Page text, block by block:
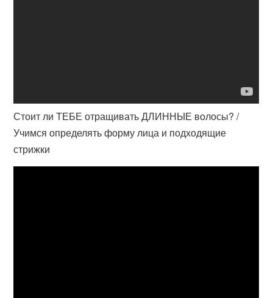
Стоит ли ТЕБЕ отращивать ДЛИННЫЕ волосы? /
Учимся определять форму лица и подходящие
стрижки